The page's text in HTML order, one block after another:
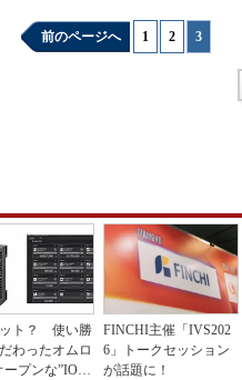
前のページへ 1 2 3
ト？ 使い勝
わったオムロ
ープンな”IO-L
FINCHI主催「IVS202
6」トークセッション
が話題に！